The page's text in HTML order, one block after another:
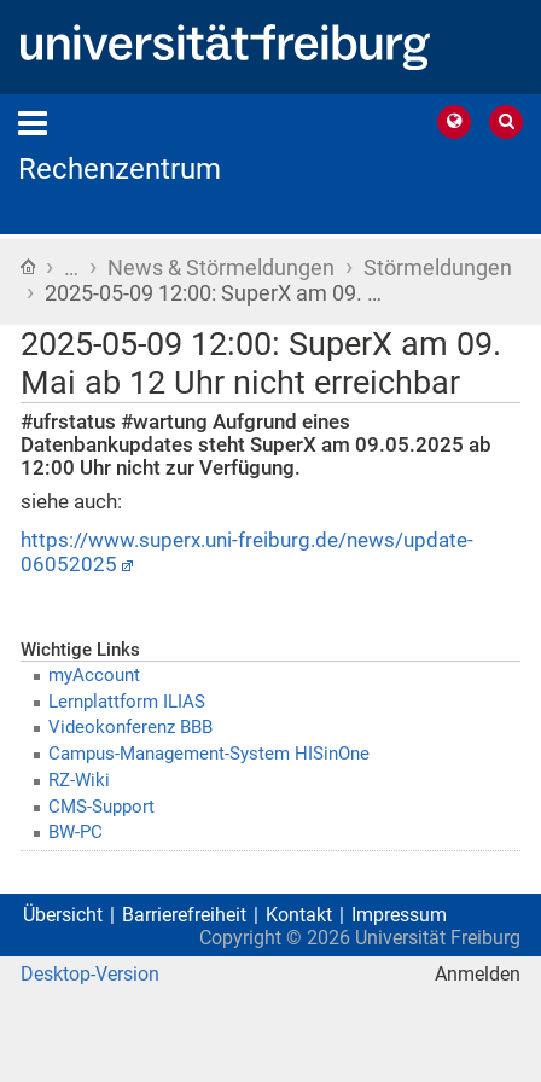
Rechenzentrum
Startseite
› … › News & Störmeldungen › Störmeldungen
› 2025-05-09 12:00: SuperX am 09. …
2025-05-09 12:00: SuperX am 09.
Mai ab 12 Uhr nicht erreichbar
#ufrstatus #wartung Aufgrund eines
Datenbankupdates steht SuperX am 09.05.2025 ab
12:00 Uhr nicht zur Verfügung.
siehe auch:
https://www.superx.uni-freiburg.de/news/update-
06052025
Wichtige Links
myAccount
Lernplattform ILIAS
Videokonferenz BBB
Campus-Management-System HISinOne
RZ-Wiki
CMS-Support
BW-PC
Übersicht Barrierefreiheit Kontakt
Impressum
Copyright © 2026 Universität Freiburg
Desktop-Version
Anmelden